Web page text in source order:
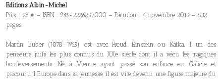
Editions Albin-Michel
Prix : 26 € – ISBN : 978-2226257000 – Parution : 4 novembre 2015 – 832
pages
Martin Buber (1878-1965) est, avec Freud, Einstein ou Kafka, l un des
penseurs juifs les plus connus du XXe siècle dont il a vécu les tragiques
bouleversements. Né à Vienne, ayant passé son enfance en Galicie et
parcouru l Europe dans sa jeunesse, il est vite devenu une figure majeure du